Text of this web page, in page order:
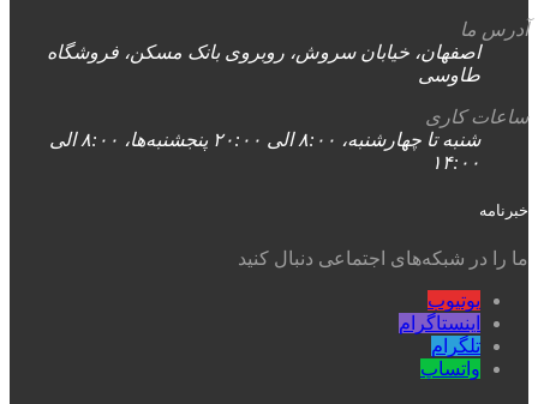
آدرس ما
اصفهان، خیابان سروش، روبروی بانک مسکن، فروشگاه
طاوسی
ساعات کاری
شنبه تا چهارشنبه، ۸:۰۰ الی ۲۰:۰۰ پنجشنبه‌ها، ۸:۰۰ الی
۱۴:۰۰
خبرنامه
ما را در شبکه‌های اجتماعی دنبال کنید
یوتیوب
اینستاگرام
تلگرام
واتساپ